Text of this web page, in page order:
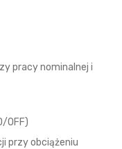
pracy nominalnej i
OFF)
przy obciążeniu